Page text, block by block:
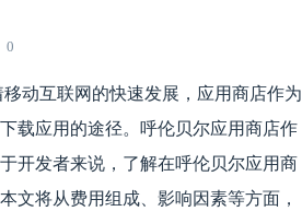
0
动互联网的快速发展，应用商店作为
载应用的途径。呼伦贝尔应用商店作
开发者来说，了解在呼伦贝尔应用商
文将从费用组成、影响因素等方面，